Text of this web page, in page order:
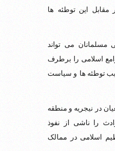
این توطئه ها
مسلمانان می تواند
اسلامی را برطرف
توطئه ها و سیاست
در نیجریه و منطقه
را ناشی از نفوذ
اسلامی در ممالک